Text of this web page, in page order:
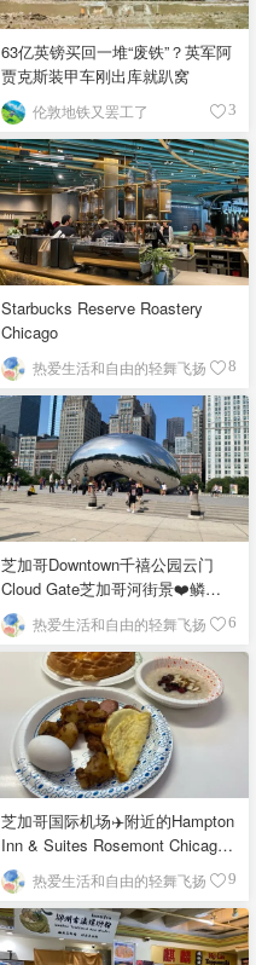
63亿英镑买回一堆“废铁”？英军阿
贾克斯装甲车刚出库就趴窝
伦敦地铁又罢工了 3
Starbucks Reserve Roastery
Chicago
热爱生活和自由的轻舞飞扬 8
芝加哥Downtown千禧公园云门
Cloud Gate芝加哥河街景❤️鳞次
栉比的高楼
热爱生活和自由的轻舞飞扬 6
芝加哥国际机场✈️附近的Hampton
Inn & Suites Rosemont Chicago
O'Hare自助早餐
热爱生活和自由的轻舞飞扬 9